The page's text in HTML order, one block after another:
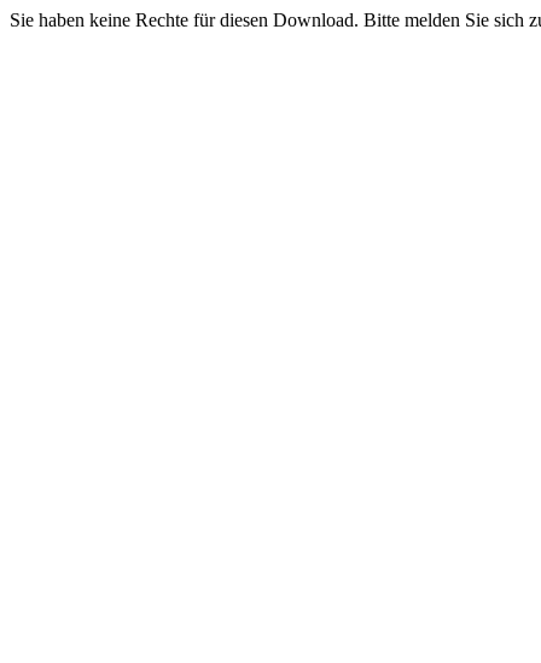
Sie haben keine Rechte für diesen Download. Bitte melden Sie sich